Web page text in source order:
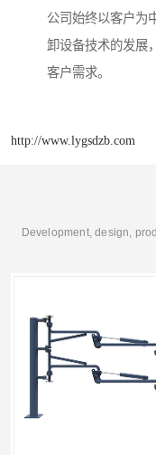
公司始终以客户为
卸设备技术的发展
客户需求。
http://www.lygsdzb.com
Development, design,